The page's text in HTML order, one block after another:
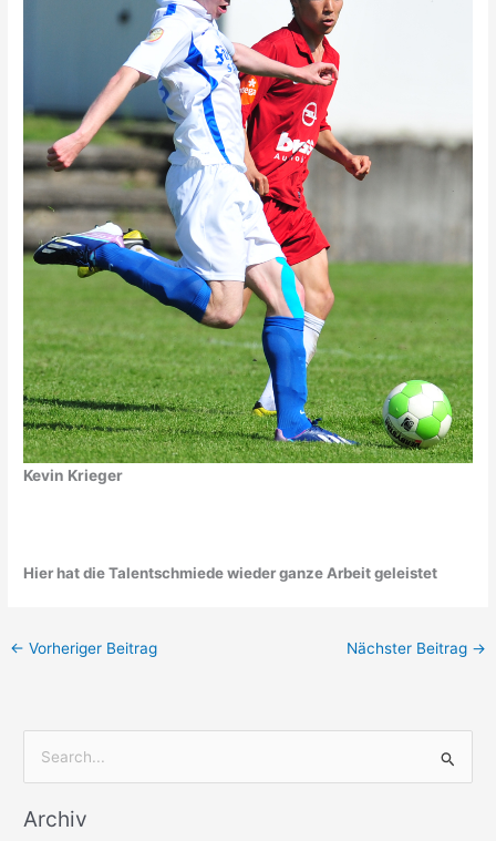
Kevin Krieger
Hier hat die Talentschmiede wieder ganze Arbeit geleistet
← Vorheriger Beitrag Nächster Beitrag →
c
Archiv